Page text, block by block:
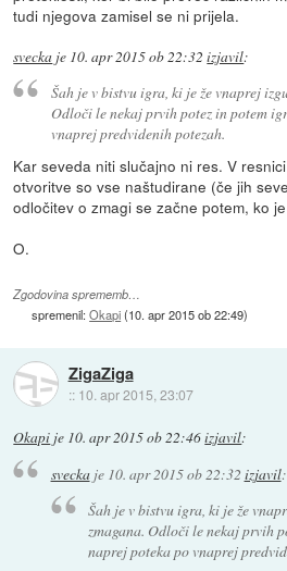
tudi njegova zamisel se ni prijela.
svecka je 10. apr 2015 ob 22:32 izjavil:
Šah je v bistvu igra, ki je že vnaprej
Odloči le nekaj prvih potez in potem
vnaprej predvidenih potezah.
Kar seveda niti slučajno ni res. V
otvoritve so vse naštudirane (če jih
odločitev o zmagi se začne potem, ko
O.
Zgodovina sprememb…
spremenil:Okapi(10. apr 2015 ob 22:49)
ZigaZiga
:: 10. apr 2015, 23:07
Okapi je 10. apr 2015 ob 22:46izjavil:
sveckaje 10. apr 2015 ob 22:32 izjavil:
Šah je v bistvu igra, ki je že
zmagana. Odloči le nekaj prvih
naprej poteka po vnaprej